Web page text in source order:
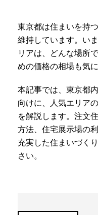
東京都は住まいを持
維持しています。い
リアは、どんな場所
めの価格の相場も気に
本記事では、東京都
向けに、人気エリア
を解説します。注文
方法、住宅展示場の
充実した住まいづく
さい。